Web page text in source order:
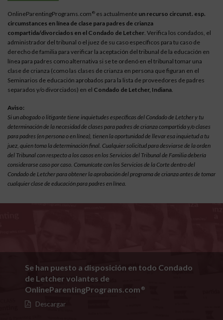
OnlineParentingPrograms.com ® es actualmente un recurso circunst. esp.
circumstances en línea de clase para padres de crianza
compartida/divorciados en el Condado de Letcher. Verifica los condados, el
administrador del tribunal o el juez de su caso específicos para tu caso de
derecho de familia para verificar la aceptación del tribunal de la educación en
línea para padres como alternativa si se te ordenó en el tribunal tomar una
clase de crianza (como las clases de crianza en persona que figuran en el
Seminarios de educación aprobados para la lista de proveedores de padres
separados y/o divorciados) en el Condado de Letcher, Indiana.
Aviso:
Si un abogado o litigante tiene inquietudes específicas del Condado de Letcher y tu
determinación de la necesidad de clases para padres de crianza compartida y/o clases
para padres (en persona o en línea), tienen la oportunidad de llevar esa inquietud a tu
juez, quien toma la determinación final. Cualquier solicitud para desviarse de la orden
del Tribunal con respecto a los casos en los Servicios del Tribunal de Familia debería
considerarse caso por caso. Comunícate con los Servicios de la Corte dentro del
Condado de Letcher para obtener la aprobación del programa de crianza antes de tomar
cualquier clase de educación para padres en línea.
Se han puesto a disposición en todo Condado
de Letcher volantes de
OnlineParentingPrograms.com ®
Descargar